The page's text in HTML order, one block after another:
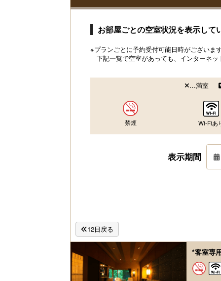
お部屋ごとの空室状況を表示し
※プランごとに予約受付可能日時がございま
下記一覧で空室があっても、インターネ
…満室
禁煙 Wi-Fiあ
表示期間
12日戻る
*客室専